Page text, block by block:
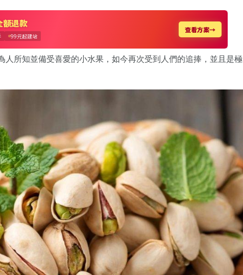
人所知並備受喜愛的小水果，如今再次受到人們的追捧，並且是極